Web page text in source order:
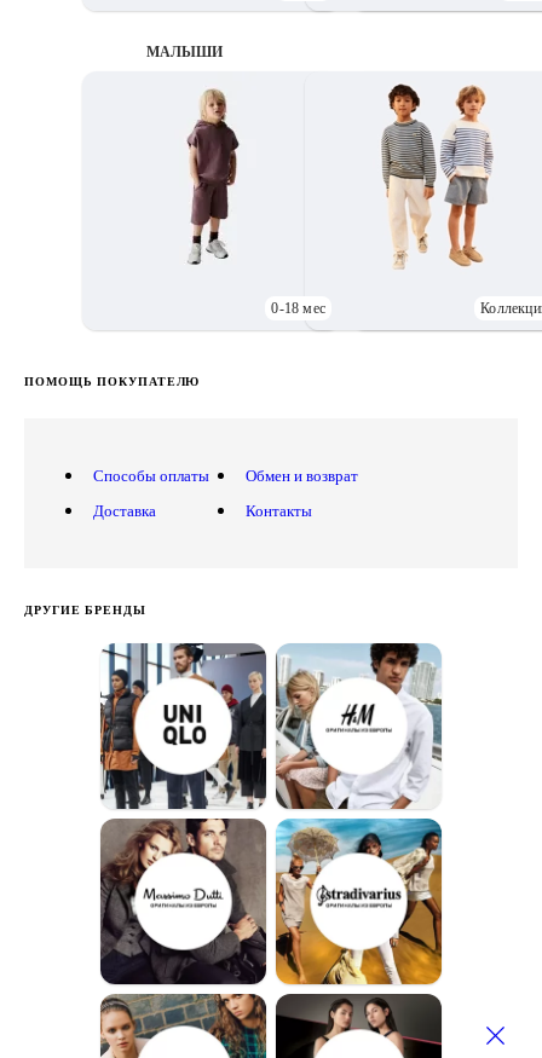
МАЛЫШИ
0-18 мес
ПОМОЩЬ ПОКУПАТЕЛЮ
Способы оплаты
Доставка
Обмен и возврат
Контакты
ДРУГИЕ БРЕНДЫ